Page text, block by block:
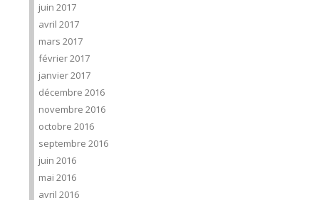
juin 2017
avril 2017
mars 2017
février 2017
janvier 2017
décembre 2016
novembre 2016
octobre 2016
septembre 2016
juin 2016
mai 2016
avril 2016